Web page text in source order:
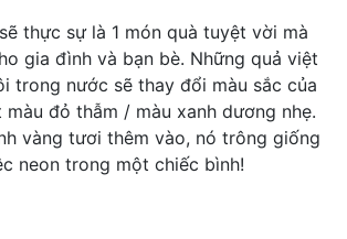
thực sự là 1 món quà tuyệt vời mà
gia đình và bạn bè. Những quả việt
trong nước sẽ thay đổi màu sắc của
đỏ thẫm / màu xanh dương nhẹ.
vàng tươi thêm vào, nó trông giống
neon trong một chiếc bình!